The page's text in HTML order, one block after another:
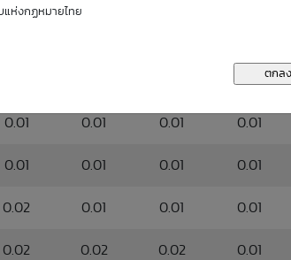
แห่งกฏหมายไทย
0.01
0.01 0.01 0.01 0.01
0.01 0.01 0.01 0.01
0.02 0.01 0.01 0.01
0.02 0.02 0.02 0.01